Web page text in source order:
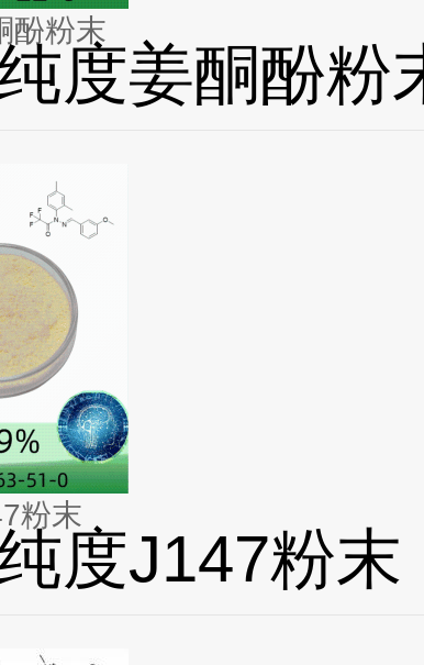
酚粉末
度姜酮酚粉
粉末
度J147粉末